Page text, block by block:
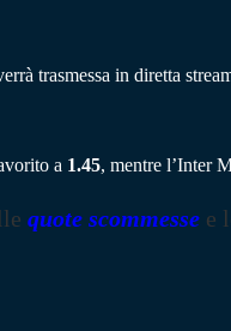
trasmessa in diretta
a 1.45, mentre l’Inter
quote scommesse e